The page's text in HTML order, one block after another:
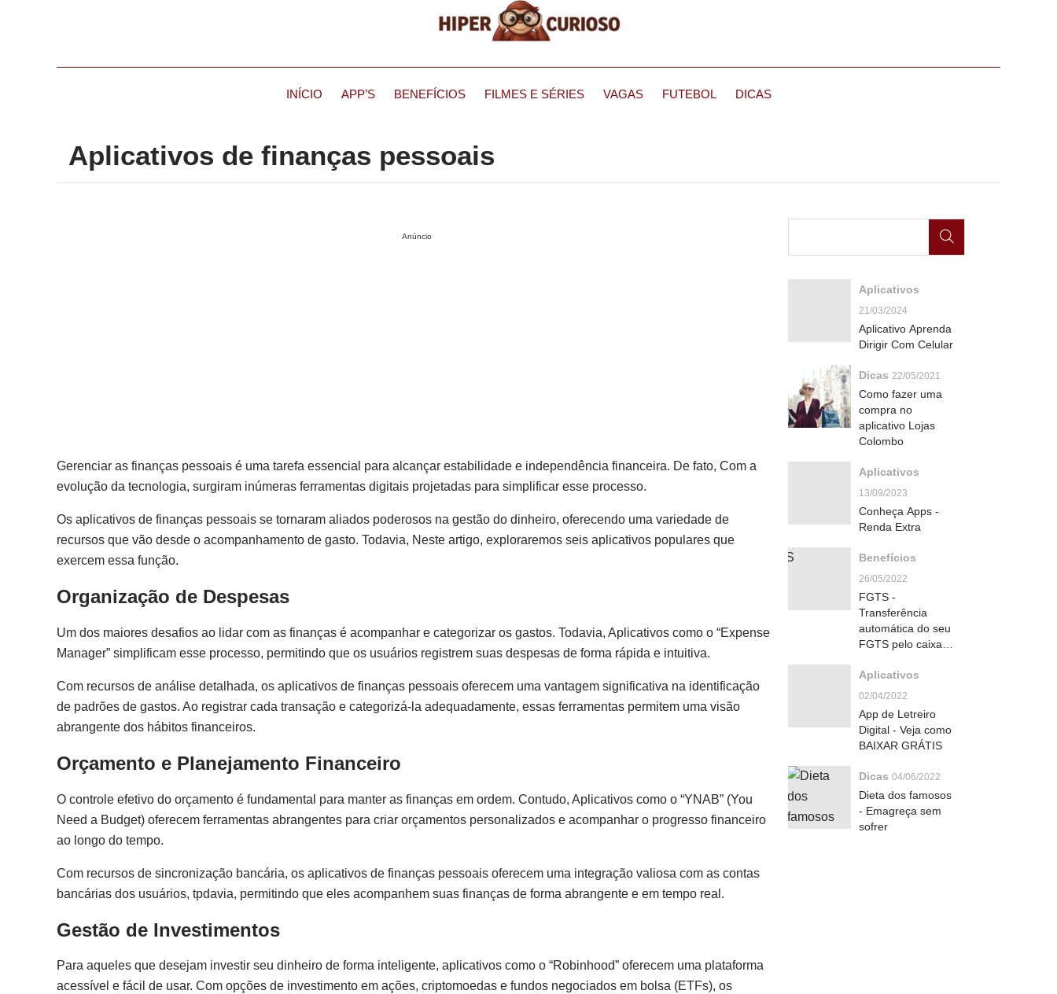
INÍCIO APP’S BENEFÍCIOS FILMES E SÉRIES VAGAS FUTEBOL DICAS
Aplicativos de finanças pessoais
Anúncio
Gerenciar as finanças pessoais é uma tarefa essencial para alcançar estabilidade e independência financeira. De fato, Com a
evolução da tecnologia, surgiram inúmeras ferramentas digitais projetadas para simplificar esse processo.
Os aplicativos de finanças pessoais se tornaram aliados poderosos na gestão do dinheiro, oferecendo uma variedade de
recursos que vão desde o acompanhamento de gasto. Todavia, Neste artigo, exploraremos seis aplicativos populares que
exercem essa função.
Organização de Despesas
Um dos maiores desafios ao lidar com as finanças é acompanhar e categorizar os gastos. Todavia, Aplicativos como o “Expense
Manager” simplificam esse processo, permitindo que os usuários registrem suas despesas de forma rápida e intuitiva.
Com recursos de análise detalhada, os aplicativos de finanças pessoais oferecem uma vantagem significativa na identificação
de padrões de gastos. Ao registrar cada transação e categorizá-la adequadamente, essas ferramentas permitem uma visão
abrangente dos hábitos financeiros.
Orçamento e Planejamento Financeiro
O controle efetivo do orçamento é fundamental para manter as finanças em ordem. Contudo, Aplicativos como o “YNAB” (You
Need a Budget) oferecem ferramentas abrangentes para criar orçamentos personalizados e acompanhar o progresso financeiro
ao longo do tempo.
Com recursos de sincronização bancária, os aplicativos de finanças pessoais oferecem uma integração valiosa com as contas
bancárias dos usuários, tpdavia, permitindo que eles acompanhem suas finanças de forma abrangente e em tempo real.
Gestão de Investimentos
Para aqueles que desejam investir seu dinheiro de forma inteligente, aplicativos como o “Robinhood” oferecem uma plataforma
acessível e fácil de usar. Com opções de investimento em ações, criptomoedas e fundos negociados em bolsa (ETFs), os
Aplicativos
21/03/2024
Aplicativo Aprenda
Dirigir Com Celular
Dicas 22/05/2021
Como fazer uma
compra no
aplicativo Lojas
Colombo
Aplicativos
13/09/2023
Conheça Apps -
Renda Extra
Benefícios
26/05/2022
FGTS -
Transferência
automática do seu
FGTS pelo caixa
Aplicativos
02/04/2022
App de Letreiro
Digital - Veja como
BAIXAR GRÁTIS
Dicas 04/06/2022
Dieta dos famosos
- Emagreça sem
sofrer